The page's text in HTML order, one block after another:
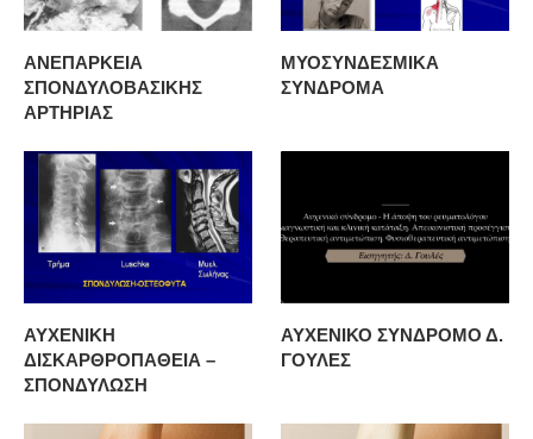
ΑΝΕΠΑΡΚΕΙΑ
ΣΠΟΝΔΥΛΟΒΑΣΙΚΗΣ
ΑΡΤΗΡΙΑΣ
ΜΥΟΣΥΝΔΕΣΜΙΚΑ
ΣΥΝΔΡΟΜΑ
ΑΥΧΕΝΙΚΗ
ΔΙΣΚΑΡΘΡΟΠΑΘΕΙΑ –
ΣΠΟΝΔΥΛΩΣΗ
ΑΥΧΕΝΙΚΟ ΣΥΝΔΡΟΜΟ Δ.
ΓΟΥΛΕΣ